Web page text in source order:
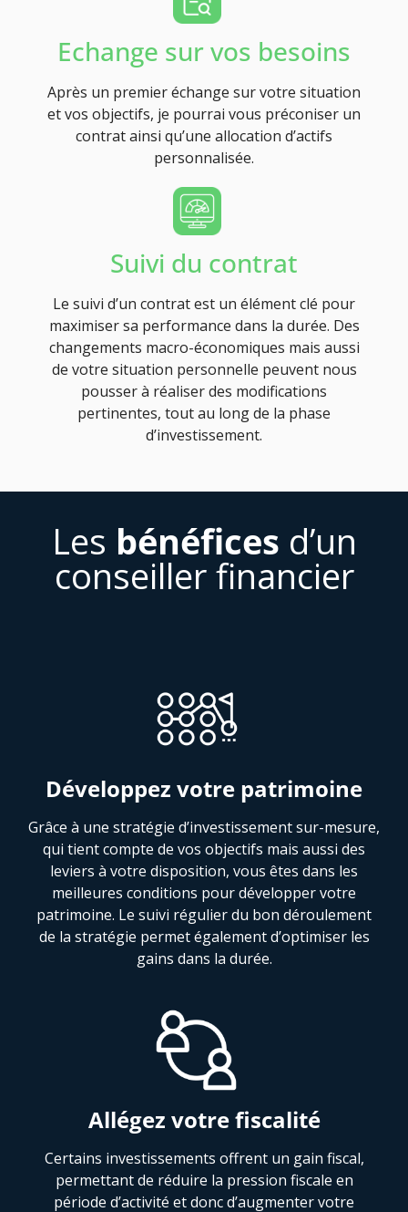
Echange sur vos besoins
Après un premier échange sur votre situation
et vos objectifs, je pourrai vous préconiser un
contrat ainsi qu’une allocation d’actifs
personnalisée.
Suivi du contrat
Le suivi d’un contrat est un élément clé pour
maximiser sa performance dans la durée. Des
changements macro-économiques mais aussi
de votre situation personnelle peuvent nous
pousser à réaliser des modifications
pertinentes, tout au long de la phase
d’investissement.
Les bénéfices d’un
conseiller financier
Développez votre patrimoine
Grâce à une stratégie d’investissement sur-mesure,
qui tient compte de vos objectifs mais aussi des
leviers à votre disposition, vous êtes dans les
meilleures conditions pour développer votre
patrimoine. Le suivi régulier du bon déroulement
de la stratégie permet également d’optimiser les
gains dans la durée.
Allégez votre fiscalité
Certains investissements offrent un gain fiscal,
permettant de réduire la pression fiscale en
période d’activité et donc d’augmenter votre